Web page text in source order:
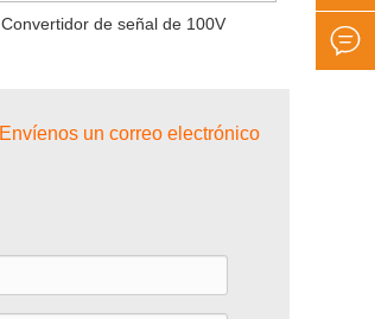
Convertidor de señal de 100V
Envíenos un correo electrónico
